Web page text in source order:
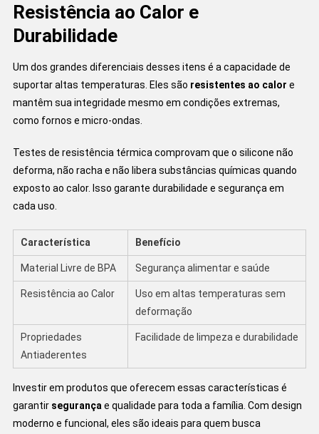
Resistência ao Calor e
Durabilidade
Um dos grandes diferenciais desses itens é a capacidade de
suportar altas temperaturas. Eles são resistentes ao calor e
mantêm sua integridade mesmo em condições extremas,
como fornos e micro-ondas.
Testes de resistência térmica comprovam que o silicone não
deforma, não racha e não libera substâncias químicas quando
exposto ao calor. Isso garante durabilidade e segurança em
cada uso.
Característica Benefício
Material Livre de BPA Segurança alimentar e saúde
Resistência ao Calor
Uso em altas temperaturas sem
deformação
Propriedades
Antiaderentes
Facilidade de limpeza e durabilidade
Investir em produtos que oferecem essas características é
garantir segurança e qualidade para toda a família. Com design
moderno e funcional, eles são ideais para quem busca